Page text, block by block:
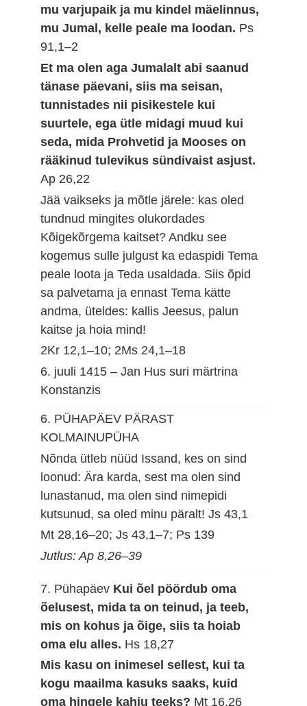
mu varjupaik ja mu kindel mäelinnus,
mu Jumal, kelle peale ma loodan. Ps
91,1–2
Et ma olen aga Jumalalt abi saanud
tänase päevani, siis ma seisan,
tunnistades nii pisikestele kui
suurtele, ega ütle midagi muud kui
seda, mida Prohvetid ja Mooses on
rääkinud tulevikus sündivaist asjust.
Ap 26,22
Jää vaikseks ja mõtle järele: kas oled
tundnud mingites olukordades
Kõigekõrgema kaitset? Andku see
kogemus sulle julgust ka edaspidi Tema
peale loota ja Teda usaldada. Siis õpid
sa palvetama ja ennast Tema kätte
andma, üteldes: kallis Jeesus, palun
kaitse ja hoia mind!
2Kr 12,1–10; 2Ms 24,1–18
6. juuli 1415 – Jan Hus suri märtrina
Konstanzis
6. PÜHAPÄEV PÄRAST
KOLMAINUPÜHA
Nõnda ütleb nüüd Issand, kes on sind
loonud: Ära karda, sest ma olen sind
lunastanud, ma olen sind nimepidi
kutsunud, sa oled minu päralt!Js 43,1
Mt 28,16–20; Js 43,1–7; Ps 139
Jutlus: Ap 8,26–39
7. Pühapäev Kui õel pöördub oma
õelusest, mida ta on teinud, ja teeb,
mis on kohus ja õige, siis ta hoiab
oma elu alles. Hs 18,27
Mis kasu on inimesel sellest, kui ta
kogu maailma kasuks saaks, kuid
oma hingele kahju teeks? Mt 16,26